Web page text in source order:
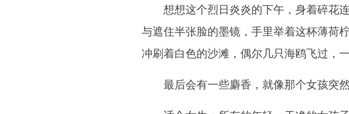
想想这个烈日炎炎的下午，身着碎花
与遮住半张脸的墨镜，手里举着这杯薄荷
冲刷着白色的沙滩，偶尔几只海鸥飞过，
最后会有一些麝香，就像那个女孩突